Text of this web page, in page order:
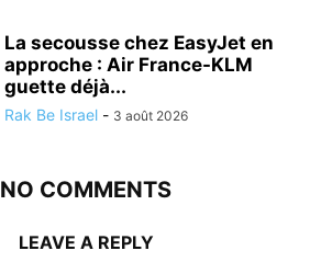
La secousse chez EasyJet en
approche : Air France-KLM
guette déjà...
Rak Be Israel - 3 août 2026
NO COMMENTS
LEAVE A REPLY